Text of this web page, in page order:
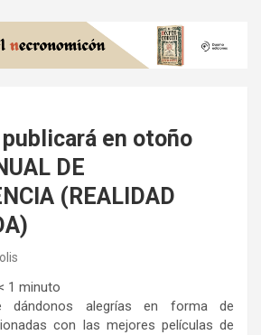
en otoño
DE
(REALIDAD
1 minuto
dándonos alegrías en forma de
con las mejores películas de